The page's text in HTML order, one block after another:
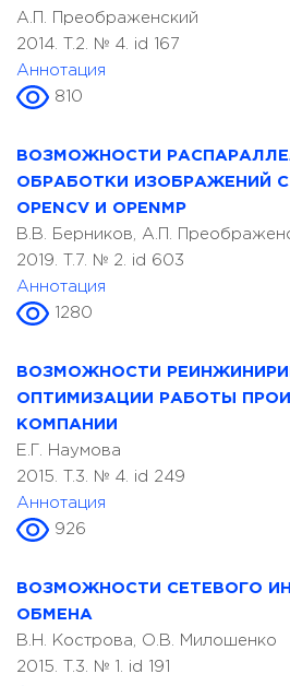
А.П. Преображенский
2014. T.2. № 4. id 167
Аннотация
810
ВОЗМОЖНОСТИ
ОБРАБОТКИ ИЗОБРАЖЕНИЙ
OPENCV И OPENMP
В.В. Берников, А.П.
2019. T.7. № 2. id 603
Аннотация
1280
ВОЗМОЖНОСТИ
ОПТИМИЗАЦИИ РАБОТЫ
КОМПАНИИ
Е.Г. Наумова
2015. T.3. № 4. id 249
Аннотация
926
ВОЗМОЖНОСТИ СЕТЕВОГО
ОБМЕНА
В.Н. Кострова, О.В. Милошенко
2015. T.3. № 1. id 191